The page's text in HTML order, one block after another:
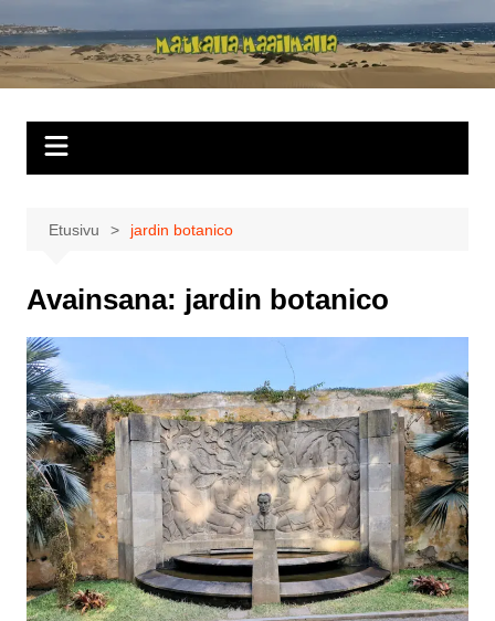
sisältöön
Matkalla
maailmalla
Etusivu jardin botanico
Avainsana: jardin botanico